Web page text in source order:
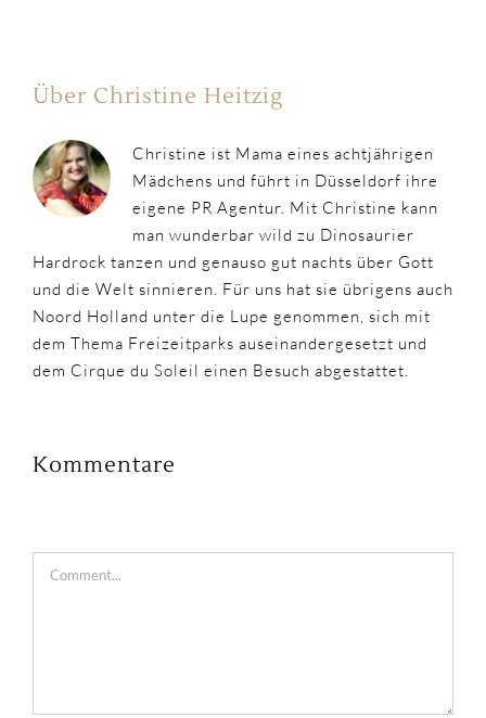
Über Christine Heitzig
Christine ist Mama eines achtjährigen
Mädchens und führt in Düsseldorf ihre
eigene PR Agentur. Mit Christine kann
man wunderbar wild zu Dinosaurier
Hardrock tanzen und genauso gut nachts über Gott
und die Welt sinnieren. Für uns hat sie übrigens auch
Noord Holland unter die Lupe genommen, sich mit
dem Thema Freizeitparks auseinandergesetzt und
dem Cirque du Soleil einen Besuch abgestattet.
Kommentare
Comment